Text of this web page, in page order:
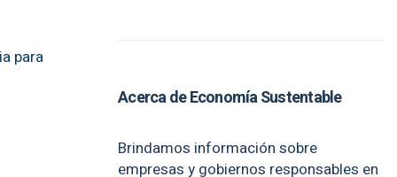
para
Acerca de Economía Sustentable
Brindamos información sobre
empresas y gobiernos responsables en